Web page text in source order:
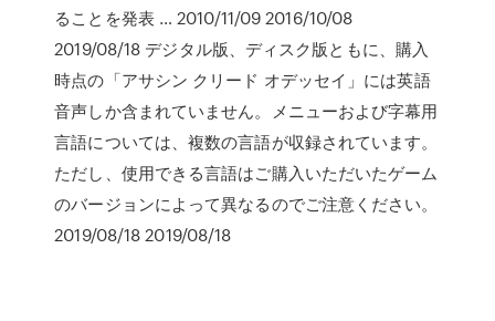
ることを発表 … 2010/11/09 2016/10/08
2019/08/18 デジタル版、ディスク版ともに、購入
時点の「アサシン クリード オデッセイ」には英語
音声しか含まれていません。メニューおよび字幕用
言語については、複数の言語が収録されています。
ただし、使用できる言語はご購入いただいたゲーム
のバージョンによって異なるのでご注意ください。
2019/08/18 2019/08/18